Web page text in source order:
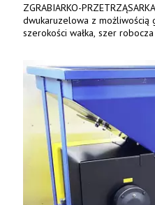
ZGRABIARKO-
dwukaruzelowa z możliwością
szerokości wałka, szer robocza